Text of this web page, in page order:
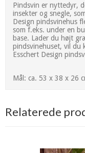
Pindsvin er nyttedyr,
insekter og snegle,
Design pindsvinehus
som f.eks. under en
base. Lader du højt
pindsvinehuset, vil du
Esschert Design
Mål: ca. 53 x 38 x 26
Relaterede